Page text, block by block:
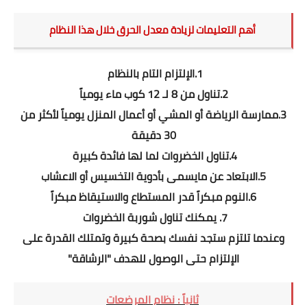
أهم التعليمات لزيادة معدل الحرق خلال هذا النظام
1.الإلتزام التام بالنظام
2.تناول من 8 لـ 12 كوب ماء يومياً
3.ممارسة الرياضة أو المشي أو أعمال المنزل يومياً لأكثر من
30 دقيقة
4.تناول الخضروات لما لها فائدة كبيرة
5.الابتعاد عن مايسمى بأدوية التخسيس أو الاعشاب
6.النوم مبكراً قدر المستطاع والاستيقاظ مبكراً
7. يمكنك تناول شوربة الخضروات
وعندما تلتزم ستجد نفسك بصحة كبيرة وتمتلك القدرة على
الإلتزام حتى الوصول للهدف "الرشاقة"
ثانياً : نظام المرضعات